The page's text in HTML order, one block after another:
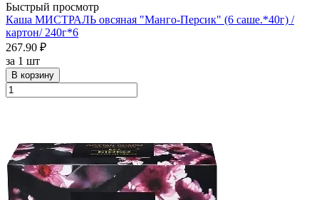
Быстрый просмотр
Каша МИСТРАЛЬ овсяная "Манго-Персик" (6 саше.*40г) /
картон/ 240г*6
267.90 ₽
за 1 шт
В корзину